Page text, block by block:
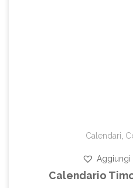
Calendari
Aggiungi
Calendario